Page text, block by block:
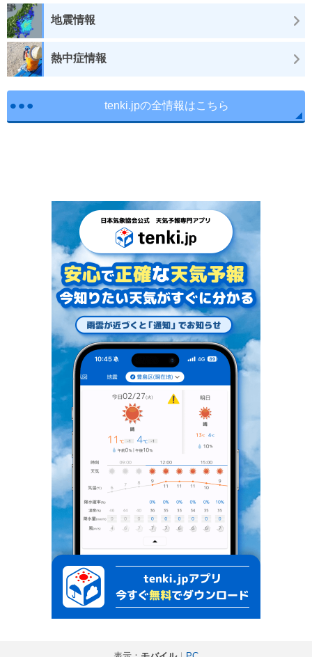
地震情報
熱中症情報
tenki.jpの全情報はこちら